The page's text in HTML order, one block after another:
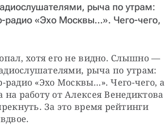
рыча по утрам:
радио «Эхо Москвы…». Чего-чего,
хотя его не видно. Слышно —
рыча по утрам:
радио «Эхо Москвы…». Чего-чего, а
работу от Алексея Венедиктова
За это время рейтинги